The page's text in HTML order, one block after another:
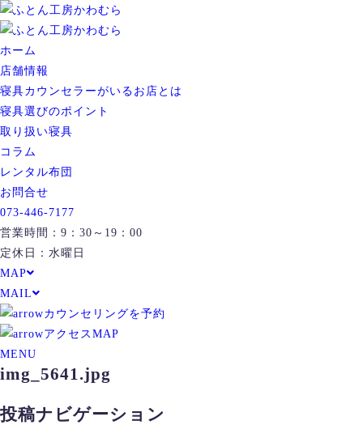
ホーム
店舗情報
寝具カウンセラーがいるお店とは
寝具選びのポイント
取り扱い寝具
コラム
レンタル布団
お問合せ
073-446-7177
営業時間：9：30～19：00
定休日：水曜日
MAP
MAIL
カウンセリングを予約
アクセスMAP
MENU
img_5641.jpg
投稿ナビゲーション